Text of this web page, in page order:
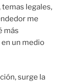
legales,
me
más
un medio
surge la